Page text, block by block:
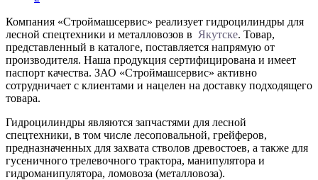
Компания «Строймашсервис» реализует гидроцилиндры для
лесной спецтехники и металловозов в Якутске. Товар,
представленный в каталоге, поставляется напрямую от
производителя. Наша продукция сертифицирована и имеет
паспорт качества. ЗАО «Строймашсервис» активно
сотрудничает с клиентами и нацелен на доставку подходящего
товара.
Гидроцилиндры являются запчастями для лесной
спецтехники, в том числе лесоповальной, грейферов,
предназначенных для захвата стволов древостоев, а также для
гусеничного трелевочного трактора, манипулятора и
гидроманипулятора, ломовоза (металловоза).